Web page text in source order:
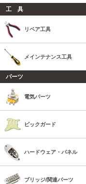
工 具
リペア工具
メインテナンス工具
パーツ
電気パーツ
ピックガード
ハードウェア・パネル
ブリッジ/関連パーツ